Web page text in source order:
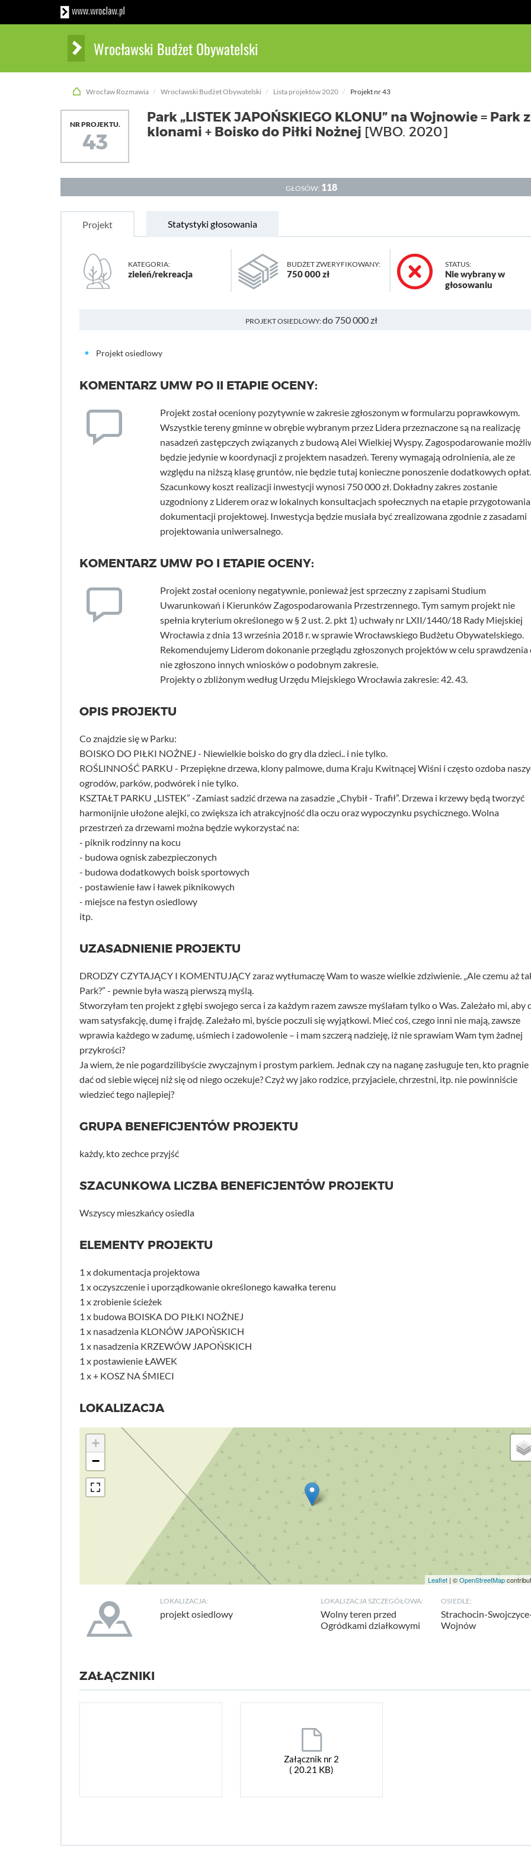
Wrocławski Budżet Obywatelski
Wrocław Rozmawia Wrocławski Budżet Obywatelski Lista projektów 2020 Projekt nr 43
NR PROJEKTU.
43
Park „LISTEK JAPOŃSKIEGO KLONU” na Wojnowie = Park z
klonami + Boisko do Piłki Nożnej [WBO. 2020]
GŁOSÓW: 118
Projekt Statystyki głosowania
KATEGORIA:
zieleń/rekreacja
BUDŻET ZWERYFIKOWANY:
750 000 zł
STATUS:
Nie wybrany w
głosowaniu
PROJEKT OSIEDLOWY:do 750 000 zł
Projekt osiedlowy
KOMENTARZ UMW PO II ETAPIE OCENY:
Projekt został oceniony pozytywnie w zakresie zgłoszonym w formularzu poprawkowym.
Wszystkie tereny gminne w obrębie wybranym przez Lidera przeznaczone są na realizację
nasadzeń zastępczych związanych z budową Alei Wielkiej Wyspy. Zagospodarowanie
będzie jedynie w koordynacji z projektem nasadzeń. Tereny wymagają odrolnienia, ale ze
względu na niższą klasę gruntów, nie będzie tutaj konieczne ponoszenie dodatkowych opłat.
Szacunkowy koszt realizacji inwestycji wynosi 750 000 zł. Dokładny zakres zostanie
uzgodniony z Liderem oraz w lokalnych konsultacjach społecznych na etapie przygotowania
dokumentacji projektowej. Inwestycja będzie musiała być zrealizowana zgodnie z zasadami
projektowania uniwersalnego.
KOMENTARZ UMW PO I ETAPIE OCENY:
Projekt został oceniony negatywnie, ponieważ jest sprzeczny z zapisami Studium
Uwarunkowań i Kierunków Zagospodarowania Przestrzennego. Tym samym projekt nie
spełnia kryterium określonego w § 2 ust. 2. pkt 1) uchwały nr LXII/1440/18 Rady Miejskiej
Wrocławia z dnia 13 września 2018 r. w sprawie Wrocławskiego Budżetu Obywatelskiego.
Rekomendujemy Liderom dokonanie przeglądu zgłoszonych projektów w celu sprawdzenia
nie zgłoszono innych wniosków o podobnym zakresie.
Projekty o zbliżonym według Urzędu Miejskiego Wrocławia zakresie: 42. 43.
OPIS PROJEKTU
Co znajdzie się w Parku:
BOISKO DO PIŁKI NOŻNEJ - Niewielkie boisko do gry dla dzieci.. i nie tylko.
ROŚLINNOŚĆ PARKU - Przepiękne drzewa, klony palmowe, duma Kraju Kwitnącej Wiśni i często ozdoba
ogrodów, parków, podwórek i nie tylko.
KSZTAŁT PARKU „LISTEK” -Zamiast sadzić drzewa na zasadzie „Chybił - Trafił”. Drzewa i krzewy będą tworzyć
harmonijnie ułożone alejki, co zwiększa ich atrakcyjność dla oczu oraz wypoczynku psychicznego. Wolna
przestrzeń za drzewami można będzie wykorzystać na:
- piknik rodzinny na kocu
- budowa ognisk zabezpieczonych
- budowa dodatkowych boisk sportowych
- postawienie ław i ławek piknikowych
- miejsce na festyn osiedlowy
itp.
UZASADNIENIE PROJEKTU
DRODZY CZYTAJĄCY I KOMENTUJĄCY zaraz wytłumaczę Wam to wasze wielkie zdziwienie. „Ale czemu aż
Park?” - pewnie była waszą pierwszą myślą.
Stworzyłam ten projekt z głębi swojego serca i za każdym razem zawsze myślałam tylko o Was. Zależało mi, aby
wam satysfakcję, dumę i frajdę. Zależało mi, byście poczuli się wyjątkowi. Mieć coś, czego inni nie mają, zawsze
wprawia każdego w zadumę, uśmiech i zadowolenie – i mam szczerą nadzieję, iż nie sprawiam Wam tym żadnej
przykrości?
Ja wiem, że nie pogardzilibyście zwyczajnym i prostym parkiem. Jednak czy na naganę zasługuje ten, kto pragnie
dać od siebie więcej niż się od niego oczekuje? Czyż wy jako rodzice, przyjaciele, chrzestni, itp. nie powinniście
wiedzieć tego najlepiej?
GRUPA BENEFICJENTÓW PROJEKTU
każdy, kto zechce przyjść
SZACUNKOWA LICZBA BENEFICJENTÓW PROJEKTU
Wszyscy mieszkańcy osiedla
ELEMENTY PROJEKTU
1 x dokumentacja projektowa
1 x oczyszczenie i uporządkowanie określonego kawałka terenu
1 x zrobienie ścieżek
1 x budowa BOISKA DO PIŁKI NOŻNEJ
1 x nasadzenia KLONÓW JAPOŃSKICH
1 x nasadzenia KRZEWÓW JAPOŃSKICH
1 x postawienie ŁAWEK
1 x + KOSZ NA ŚMIECI
LOKALIZACJA
+
−
Leaflet| ©OpenStreetMap
LOKALIZACJA:
projekt osiedlowy
LOKALIZACJA SZCZEGÓŁOWA:
Wolny teren przed
Ogródkami działkowymi
OSIEDLE:
Strachocin-
Wojnów
ZAŁĄCZNIKI
Załącznik nr 2
( 20.21 KB)